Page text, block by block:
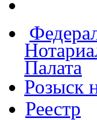
Палата
Розыск
Реестр